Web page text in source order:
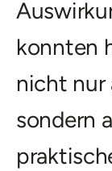
konnten
nicht nur
sondern